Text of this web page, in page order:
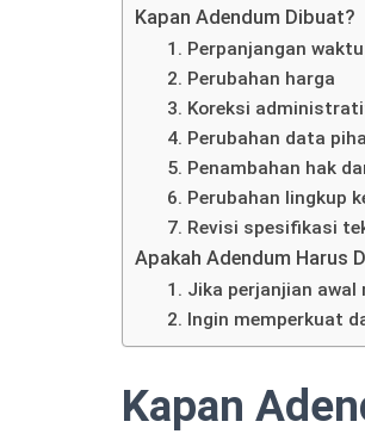
Kapan Adendum Dibuat?
1. Perpanjangan waktu
2. Perubahan harga
3. Koreksi
4. Perubahan data
5. Penambahan hak
6. Perubahan lingkup
7. Revisi spesifikasi
Apakah Adendum Harus
1. Jika perjanjian
2. Ingin memperkuat
Kapan